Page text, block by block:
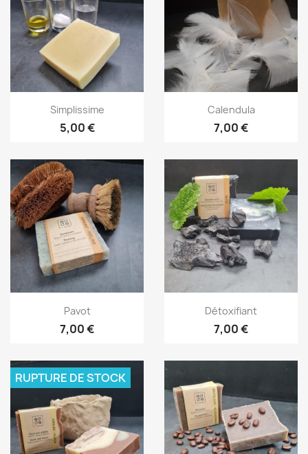
Aperçu rapide
Simplissime
5,00 €
Aperçu rapide
Calendula
7,00 €
Aperçu rapide
Pavot
7,00 €
Aperçu rapide
Détoxifiant
7,00 €
RUPTURE DE STOCK